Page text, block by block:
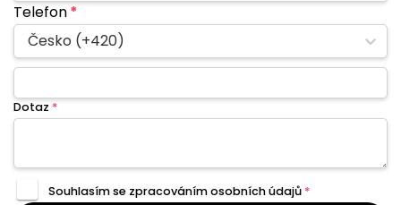
Telefon*
Česko (+420)
Dotaz *
Souhlasím se zpracovánímosobních údajů *